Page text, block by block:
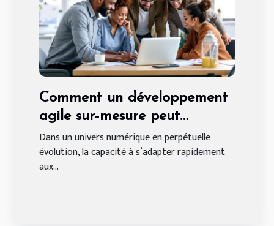
Comment un développement
agile sur-mesure peut
transformer votre entreprise ?
Dans un univers numérique en perpétuelle
évolution, la capacité à s’adapter rapidement
aux...